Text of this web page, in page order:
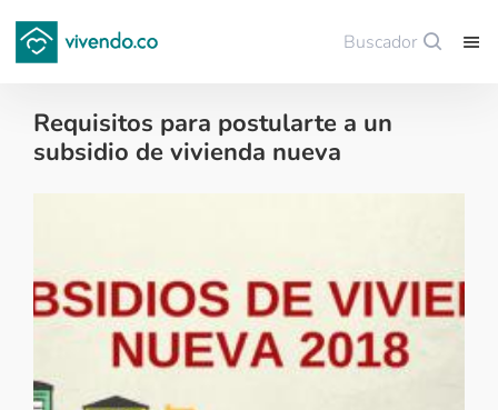
Buscador
Requisitos para postularte a un
subsidio de vivienda nueva
Guardar